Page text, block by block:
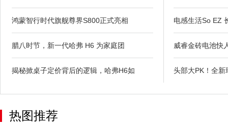
鸿蒙智行时代旗舰尊界S800正式亮相
腊八时节，新一代哈弗 H6 为家庭团
揭秘掀桌子定价背后的逻辑，哈弗H6如
电感生活So EZ
威睿金砖电池快
头部大PK！全新
热图推荐